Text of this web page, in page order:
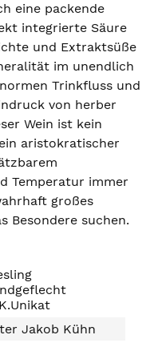
eine packende
integrierte Säure
und Extraktsüße
im unendlich
Trinkfluss und
von herber
Wein ist kein
aristokratischer
Temperatur immer
großes
Besondere suchen.
Jakob Kühn